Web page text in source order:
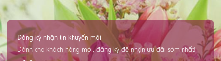
Đăng ký nhận tin khuyến mãi
Dành cho khách hàng mới, đăng ký để nhận ưu đãi sớm nhất!